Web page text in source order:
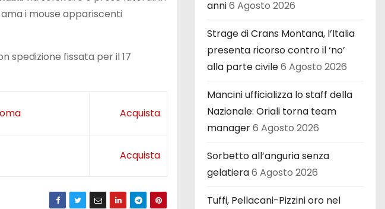
i mouse appariscenti
spedizione fissata per il 17
Acquista
Acquista
anni6 Agosto 2026
Strage di Crans Montana, l’Italia
presenta ricorso contro il ‘no’
alla parte civile6 Agosto 2026
Mancini ufficializza lo staff della
Nazionale: Oriali torna team
manager6 Agosto 2026
Sorbetto all’anguria senza
gelatiera6 Agosto 2026
Tuffi, Pellacani-Pizzini oro nel